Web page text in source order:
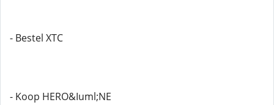
- Bestel XTC
- Koop HERO&Iuml;NE